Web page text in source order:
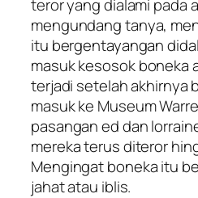
teror yang dialami pada
mengundang tanya,
itu bergentayangan
masuk kesosok boneka
terjadi setelah akhirnya
masuk ke Museum
pasangan ed dan
mereka terus diteror
Mengingat boneka itu
jahat atau iblis.